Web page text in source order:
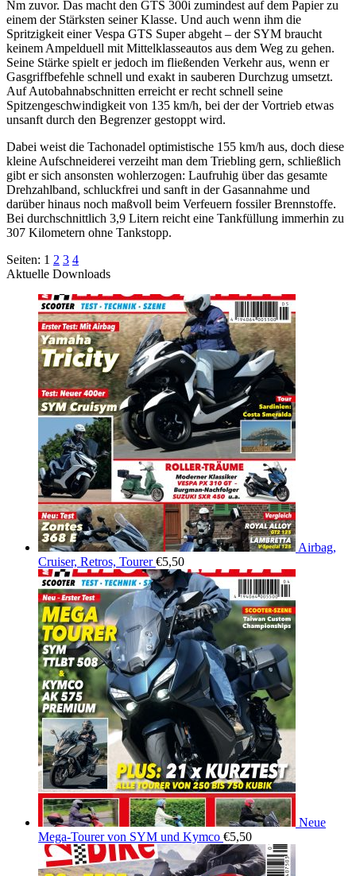
Nm zuvor. Das macht den GTS 300i zumindest auf dem Papier zu
einem der Stärksten seiner Klasse. Und auch wenn ihm die
Spritzigkeit einer Vespa GTS Super abgeht – der SYM braucht
keinem Ampelduell mit Mittelklasseautos aus dem Weg zu gehen.
Seine Stärke spielt er jedoch im fließenden Verkehr aus, wenn er
Gasgriffbefehle schnell und exakt in sauberen Durchzug umsetzt.
Auf Autobahnabschnitten erreicht er recht schnell seine
Spitzengeschwindigkeit von 135 km/h, bei der der Vortrieb etwas
unsanft durch den Begrenzer gestoppt wird.
Dabei weist die Tachonadel optimistische 155 km/h aus, doch diese
kleine Aufschneiderei verzeiht man dem Triebling gern, schließlich
gibt er sich ansonsten wohlerzogen: Laufruhig über das gesamte
Drehzahlband, schluckfrei und sanft in der Gasannahme und
darüber hinaus noch maßvoll beim Verfeuern fossiler Brennstoffe.
Bei durchschnittlich 3,9 Litern reicht eine Tankfüllung immerhin zu
307 Kilometern ohne Tankstopp.
Seiten: 1 2 3 4
Aktuelle Downloads
Airbag,
Cruiser, Retros, Tourer €5,50
Neue
Mega-Tourer von SYM und Kymco €5,50